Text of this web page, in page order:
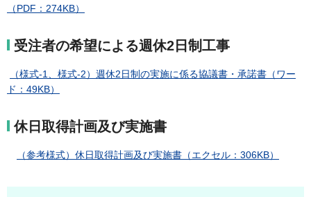
（PDF：274KB）
受注者の希望による週休2日制工事
（様式-1、様式-2）週休2日制の実施に係る協議書・承諾書（ワー
ド：49KB）
休日取得計画及び実施書
（参考様式）休日取得計画及び実施書（エクセル：306KB）